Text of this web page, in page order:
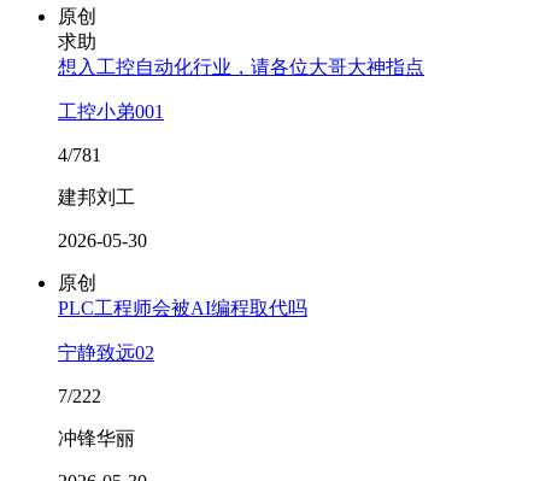
原创
求助
想入工控自动化行业，请各位大哥大神指点
工控小弟001
4/781
建邦刘工
2026-05-30
原创
PLC工程师会被AI编程取代吗
宁静致远02
7/222
冲锋华丽